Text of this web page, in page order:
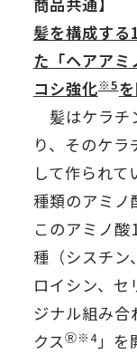
髪を構成す
た「ヘアアミ
コシ強化※5
髪はケラチ
り、そのケ
して作られ
種類のアミノ
このアミノ
種（シスチン
ロイシン、セ
ジナル組み合
クスⓇ※4」を